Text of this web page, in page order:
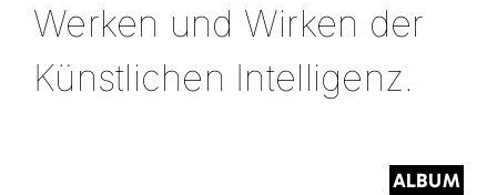
Werken und Wirken der
Künstlichen Intelligenz.
ALBUM